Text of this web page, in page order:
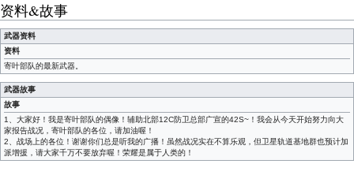
资料&故事
武器资料
资料
寄叶部队的最新武器。
武器故事
故事
1、大家好！我是寄叶部队的偶像！辅助北部12C防卫总部广宣的42S~！我会从今天开始努力向大
家报告战况，寄叶部队的各位，请加油喔！
2、战场上的各位！谢谢你们总是听我的广播！虽然战况实在不算乐观，但卫星轨道基地群也预计加
派增援，请大家千万不要放弃喔！荣耀是属于人类的！